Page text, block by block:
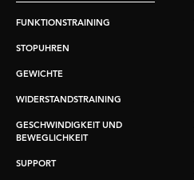
FUNKTIONSTRAINING
STOPUHREN
GEWICHTE
WIDERSTANDSTRAINING
GESCHWINDIGKEIT UND
BEWEGLICHKEIT
SUPPORT